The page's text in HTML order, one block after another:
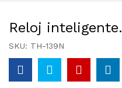
Reloj inteligente.
SKU: TH-139N